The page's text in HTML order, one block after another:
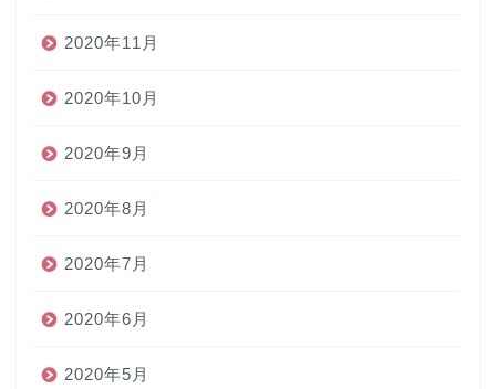
2020年11月
2020年10月
2020年9月
2020年8月
2020年7月
2020年6月
2020年5月